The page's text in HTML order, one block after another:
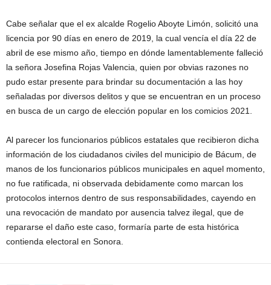
Cabe señalar que el ex alcalde Rogelio Aboyte Limón, solicitó una
licencia por 90 días en enero de 2019, la cual vencía el día 22 de
abril de ese mismo año, tiempo en dónde lamentablemente falleció
la señora Josefina Rojas Valencia, quien por obvias razones no
pudo estar presente para brindar su documentación a las hoy
señaladas por diversos delitos y que se encuentran en un proceso
en busca de un cargo de elección popular en los comicios 2021.
Al parecer los funcionarios públicos estatales que recibieron dicha
información de los ciudadanos civiles del municipio de Bácum, de
manos de los funcionarios públicos municipales en aquel momento,
no fue ratificada, ni observada debidamente como marcan los
protocolos internos dentro de sus responsabilidades, cayendo en
una revocación de mandato por ausencia talvez ilegal, que de
repararse el daño este caso, formaría parte de esta histórica
contienda electoral en Sonora.